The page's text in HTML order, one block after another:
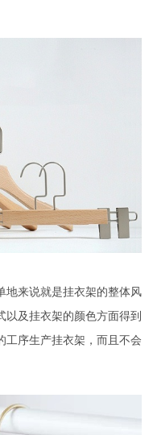
地来说就是挂衣架的整体风
以及挂衣架的颜色方面得到
工序生产挂衣架，而且不会